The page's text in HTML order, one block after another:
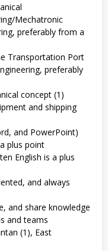
Mechatronic
preferably from a
Transportation Port
preferably
concept (1)
and shipping
and PowerPoint)
plus point
English is a plus
and always
and share knowledge
and teams
(1), East